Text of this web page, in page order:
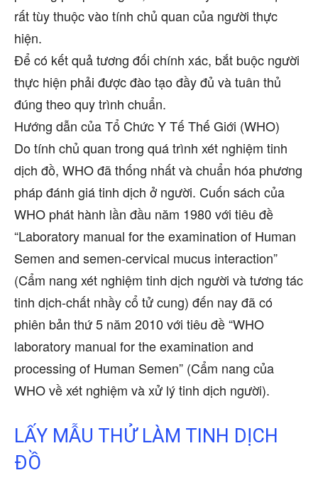
rất tùy thuộc vào tính chủ quan của người thực
hiện.
Để có kết quả tương đối chính xác, bắt buộc người
thực hiện phải được đào tạo đầy đủ và tuân thủ
đúng theo quy trình chuẩn.
Hướng dẫn của Tổ Chức Y Tế Thế Giới (WHO)
Do tính chủ quan trong quá trình xét nghiệm tinh
dịch đồ, WHO đã thống nhất và chuẩn hóa phương
pháp đánh giá tinh dịch ở người. Cuốn sách của
WHO phát hành lần đầu năm 1980 với tiêu đề
“Laboratory manual for the examination of Human
Semen and semen-cervical mucus interaction”
(Cẩm nang xét nghiệm tinh dịch người và tương tác
tinh dịch-chất nhầy cổ tử cung) đến nay đã có
phiên bản thứ 5 năm 2010 với tiêu đề “WHO
laboratory manual for the examination and
processing of Human Semen” (Cẩm nang của
WHO về xét nghiệm và xử lý tinh dịch người).
LẤY MẪU THỬ LÀM TINH DỊCH
ĐỒ